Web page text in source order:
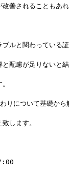
善されることもあ
ルと関わっている
配慮が足りないと
りについて基礎から
します。